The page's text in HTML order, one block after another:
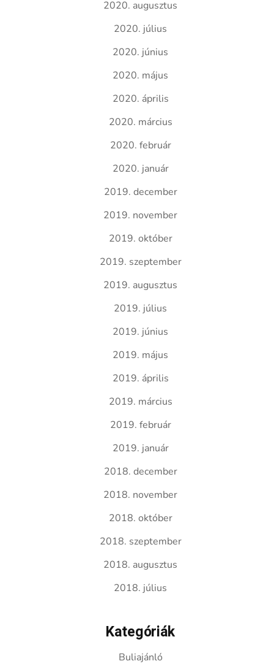
2020. augusztus
2020. július
2020. június
2020. május
2020. április
2020. március
2020. február
2020. január
2019. december
2019. november
2019. október
2019. szeptember
2019. augusztus
2019. július
2019. június
2019. május
2019. április
2019. március
2019. február
2019. január
2018. december
2018. november
2018. október
2018. szeptember
2018. augusztus
2018. július
Kategóriák
Buliajánló